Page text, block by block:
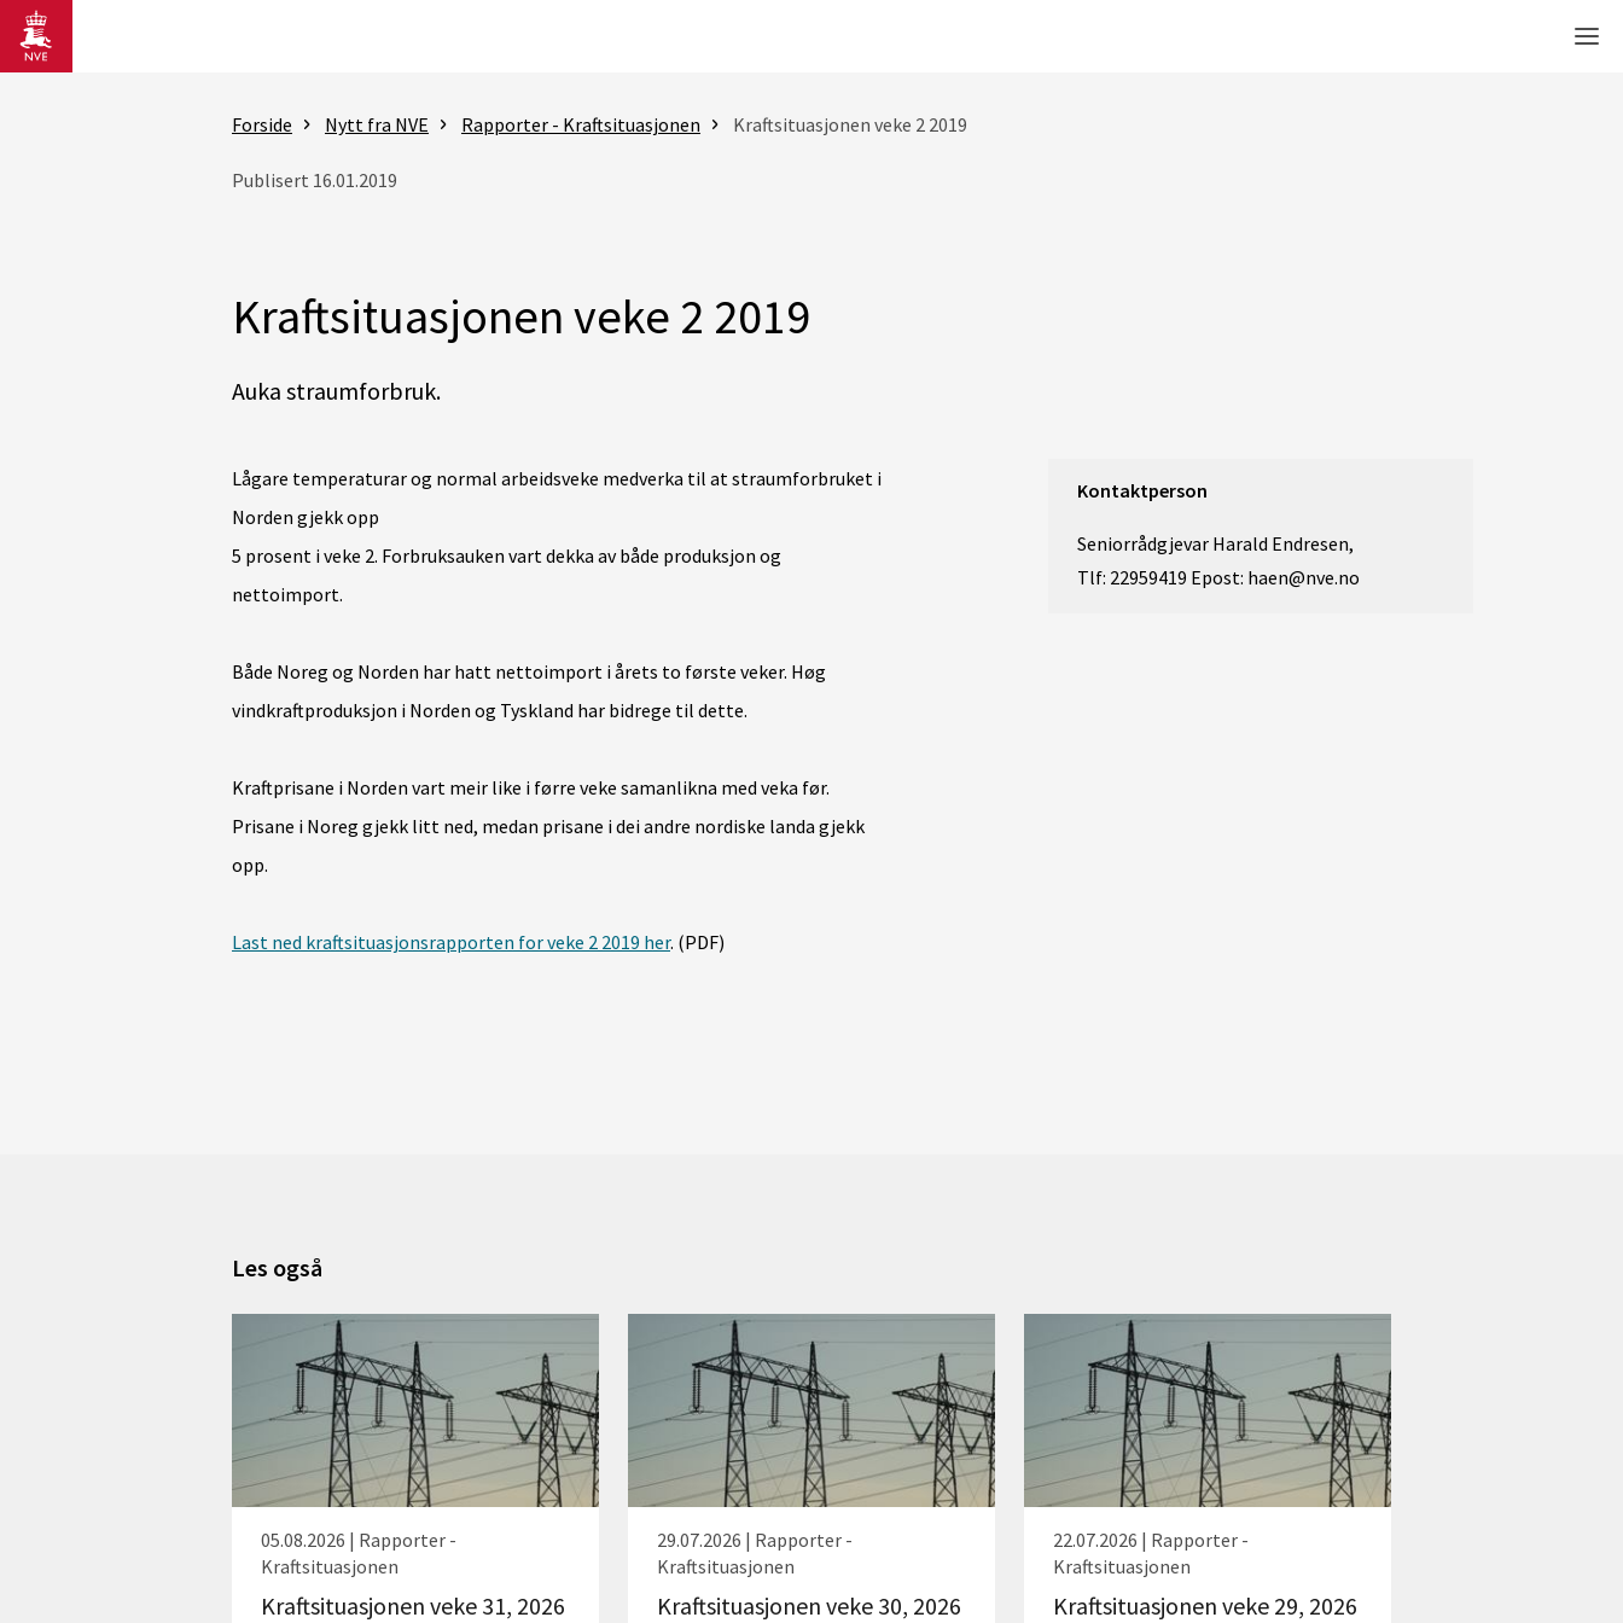
Gå til hovedinnhold
Forside Nytt fra NVE Rapporter - Kraftsituasjonen Kraftsituasjonen veke 2 2019
Publisert 16.01.2019
Kraftsituasjonen veke 2 2019
Auka straumforbruk.
Lågare temperaturar og normal arbeidsveke medverka til at straumforbruket i
Norden gjekk opp
5 prosent i veke 2. Forbruksauken vart dekka av både produksjon og
nettoimport.
Både Noreg og Norden har hatt nettoimport i årets to første veker. Høg
vindkraftproduksjon i Norden og Tyskland har bidrege til dette.
Kraftprisane i Norden vart meir like i førre veke samanlikna med veka før.
Prisane i Noreg gjekk litt ned, medan prisane i dei andre nordiske landa gjekk
opp.
Last ned kraftsituasjonsrapporten for veke 2 2019 her. (PDF)
Kontaktperson
Seniorrådgjevar Harald Endresen,
Tlf: 22959419 Epost: haen@nve.no
Les også
05.08.2026 | Rapporter -
Kraftsituasjonen
Kraftsituasjonen veke 31, 2026
29.07.2026 | Rapporter -
Kraftsituasjonen
Kraftsituasjonen veke 30, 2026
22.07.2026 | Rapporter -
Kraftsituasjonen
Kraftsituasjonen veke 29, 2026